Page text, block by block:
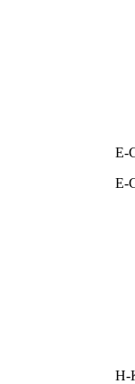
E-
E-
H-